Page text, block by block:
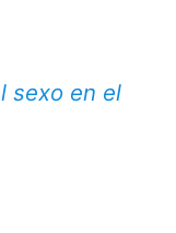
sexo en el